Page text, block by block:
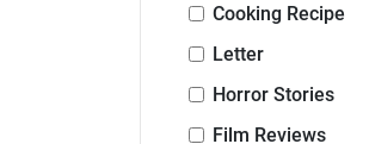
Cooking Recipe
Letter
Horror Stories
Film Reviews